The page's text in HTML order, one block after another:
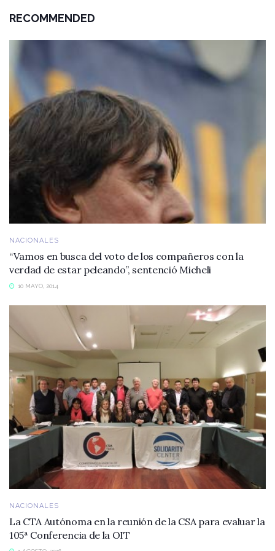
RECOMMENDED
NACIONALES
“Vamos en busca del voto de los compañeros con la
verdad de estar peleando”, sentenció Micheli
10 MAYO, 2014
NACIONALES
La CTA Autónoma en la reunión de la CSA para evaluar la
105ª Conferencia de la OIT